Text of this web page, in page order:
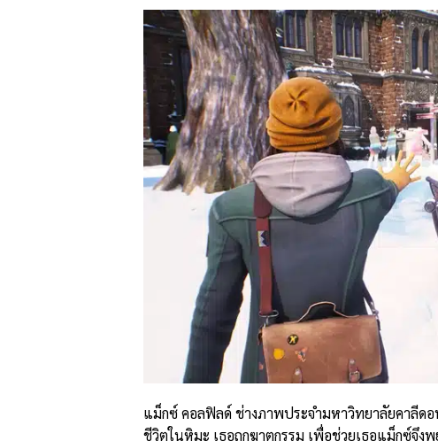
แม็กซ์ คอลฟิลด์ ช่างภาพประจำมหาวิทยาลัยคาลีด
ชีวิตในหิมะ เธอถูกฆาตกรรม เพื่อช่วยเธอแม็กซ์จึ